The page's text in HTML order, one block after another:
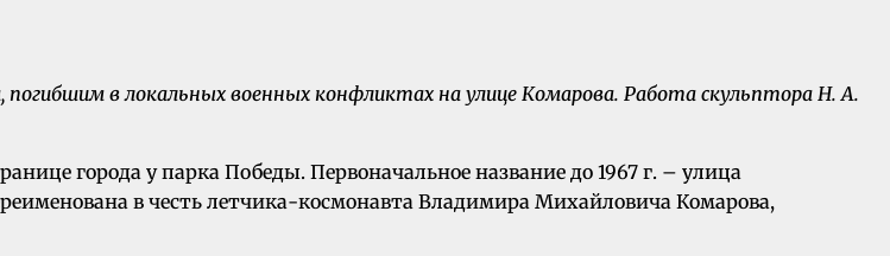
в локальных военных конфликтах на улице Комарова. Работа скульптора Н. А.
города у парка Победы. Первоначальное название до 1967 г. – улица
в честь летчика-космонавта Владимира Михайловича Комарова,